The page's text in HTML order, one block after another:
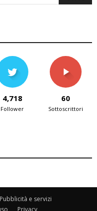
4,718
Follower
60
Sottoscrittori
Pubblicità e servizi
Privacy